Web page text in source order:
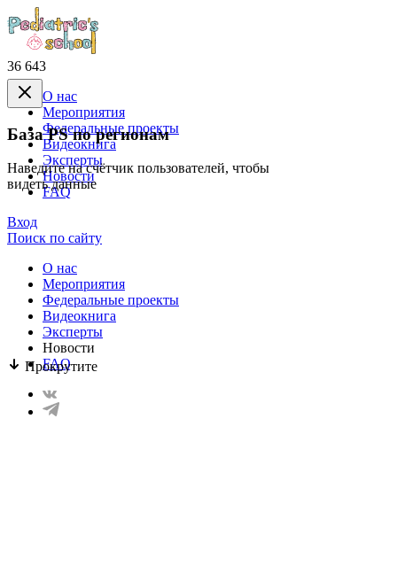
36 643
База PS по регионам
Наведите на счётчик пользователей, чтобы
видеть данные
Прокрутите
О нас
Mероприятия
Федеральные проекты
Видеокнига
Эксперты
Новости
FAQ
Вход
Поиск по сайту
О нас
Mероприятия
Федеральные проекты
Видеокнига
Эксперты
Новости
FAQ